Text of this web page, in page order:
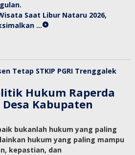
Saat Libur Nataru 2026,
…
Hukum Raperda
Kabupaten
bukanlah hukum yang paling
hukum yang paling mampu
kepastian, dan